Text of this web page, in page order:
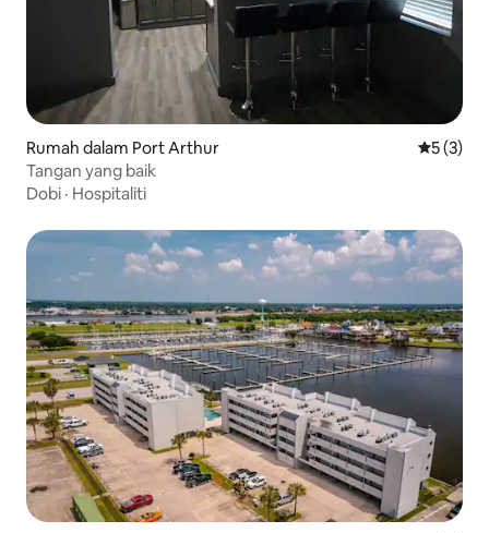
Rumah dalam Port Arthur
5 (3)
Tangan yang baik
Dobi · Hospitaliti